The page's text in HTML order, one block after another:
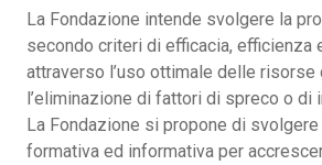
La Fondazione intende svolgere la
secondo criteri di efficacia, efficienza
attraverso l’uso ottimale delle
l’eliminazione di fattori di spreco o di
La Fondazione si propone di
formativa ed informativa per